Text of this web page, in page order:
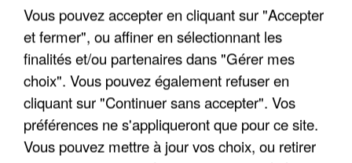
APRÈS TOUTES CES CANICULES, LES REFUGES
DE FAUNE SAUVAGE SONT...
Vous pouvez accepter en cliquant sur "Accepter
et fermer", ou affiner en sélectionnant les
finalités et/ou partenaires dans "Gérer mes
choix". Vous pouvez également refuser en
cliquant sur "Continuer sans accepter". Vos
préférences ne s'appliqueront que pour ce site.
Vous pouvez mettre à jour vos choix, ou retirer